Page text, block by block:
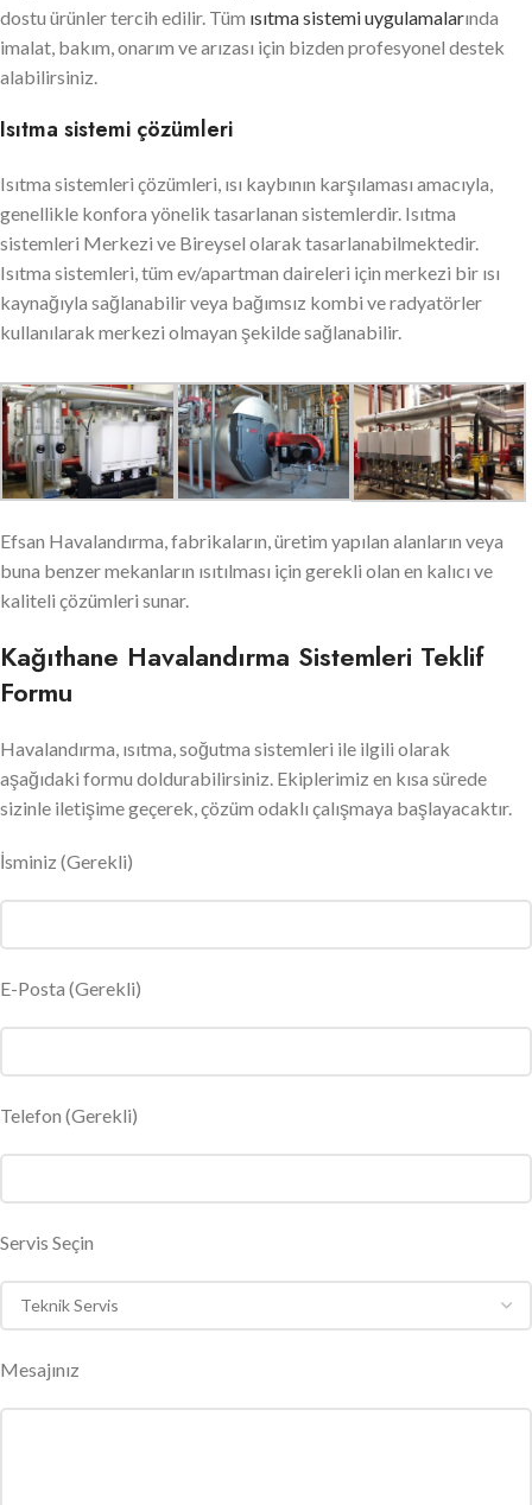
dostu ürünler tercih edilir. Tüm ısıtma sistemi uygulamalarında
imalat, bakım, onarım ve arızası için bizden profesyonel destek
alabilirsiniz.
Isıtma sistemi çözümleri
Isıtma sistemleri çözümleri, ısı kaybının karşılaması amacıyla,
genellikle konfora yönelik tasarlanan sistemlerdir. Isıtma
sistemleri Merkezi ve Bireysel olarak tasarlanabilmektedir.
Isıtma sistemleri, tüm ev/apartman daireleri için merkezi bir ısı
kaynağıyla sağlanabilir veya bağımsız kombi ve radyatörler
kullanılarak merkezi olmayan şekilde sağlanabilir.
Efsan Havalandırma, fabrikaların, üretim yapılan alanların veya
buna benzer mekanların ısıtılması için gerekli olan en kalıcı ve
kaliteli çözümleri sunar.
Kağıthane Havalandırma Sistemleri Teklif
Formu
Havalandırma, ısıtma, soğutma sistemleri ile ilgili olarak
aşağıdaki formu doldurabilirsiniz. Ekiplerimiz en kısa sürede
sizinle iletişime geçerek, çözüm odaklı çalışmaya başlayacaktır.
İsminiz (Gerekli)
E-Posta (Gerekli)
Telefon (Gerekli)
Servis Seçin
Mesajınız